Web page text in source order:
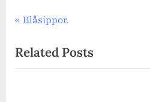
Inläggsnavigering
Previous
Blåsippor.
Related Posts